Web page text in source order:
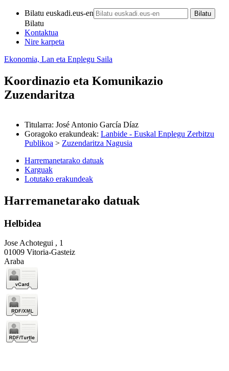
Bilatu euskadi.eus-en
Bilatu
Kontaktua
Nire karpeta
Ekonomia, Lan eta Enplegu Saila
Koordinazio eta Komunikazio
Zuzendaritza
Titularra: José Antonio García Díaz
Goragoko erakundeak: Lanbide - Euskal Enplegu Zerbitzu
Publikoa > Zuzendaritza Nagusia
Harremanetarako datuak
Karguak
Lotutako erakundeak
Harremanetarako datuak
Helbidea
Jose Achotegui , 1
01009 Vitoria-Gasteiz
Araba